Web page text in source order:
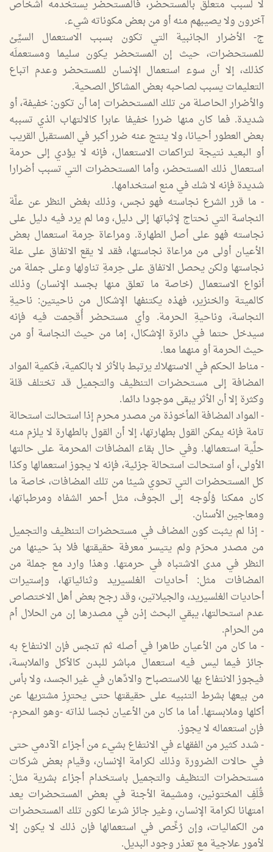
لا لسبب متعلق بالمستحضر، فالمستحضر يستخدمه أشخاص
آخرون ولا يصيبهم منه أو من بعض مكوناته شيء.
ج- الأضرار الجانبية التي تكون بسبب الاستعمال السيِّئ
للمستحضرات، حيث إن المستحضر يكون سليما ومستعملَه
كذلك، إلا أن سوء استعمال الإنسان للمستحضر وعدم اتباع
التعليمات يسبب لصاحبه بعض المشاكل الصحية.
والأضرار الحاصلة من تلك المستحضرات إما أن تكون: خفيفة، أو
شديدة. فما كان منها ضررا خفيفا عابرا كالالتهاب الذي تسببه
بعض العطور أحيانا، ولا ينتج عنه ضرر أكبر في المستقبل القريب
أو البعيد نتيجة لتراكمات الاستعمال، فإنه لا يؤدي إلى حرمة
استعمال ذلك المستحضر، وأما المستحضرات التي تسبب أضرارا
شديدة فإنه لا شك في منع استخدامها.
- ما قرر الشرع نجاسته فهو نجس، وذلك بغض النظر عن علَّة
النجاسة التي نحتاج لإثباتها إلى دليل، وما لم يرد فيه دليل على
نجاسته فهو على أصل الطهارة. ومراعاة حِرمة استعمال بعض
الأعيان أولى من مراعاة نجاستها، فقد لا يقع الاتفاق على علة
نجاستها ولكن يحصل الاتفاق على حِرمةِ تناولها وعلى جملة من
أنواع الاستعمال (خاصة ما تعلق منها بجسد الإنسان) وذلك
كالميتة والخنزير، فهذه يكتنفها الإشكال من ناحيتين: ناحيةِ
النجاسة، وناحيةِ الحرمة. وأي مستحضر أُقحِمت فيه فإنه
سيدخل حتما في دائرة الإشكال، إما من حيث النجاسة أو من
حيث الحرمة أو منهما معا.
- مناط الحكم في الاستهلاك يرتبط بالأثر لا بالكمية، فكمية المواد
المضافة إلى مستحضرات التنظيف والتجميل قد تختلف قلة
وكثرة إلا أن الأثر يبقى موجودا دائما.
- المواد المضافة المأخوذة من مصدر محرم إذا استحالت استحالة
تامة فإنه يمكن القول بطهارتها، إلا أن القول بالطهارة لا يلزم منه
حلِّية استعمالها. وفي حال بقاء المضافات المحرمة على حالتها
الأولى، أو استحالت استحالة جزئية، فإنه لا يجوز استعمالها وكذا
كل المستحضرات التي تحوي شيئا من تلك المضافات، خاصة ما
كان ممكنا وُلُوجه إلى الجوف، مثل أحمر الشفاه ومرطباتها،
ومعاجين الأسنان.
- إذا لم يثبت كون المضاف في مستحضرات التنظيف والتجميل
من مصدر محرّم ولم يتيسر معرفة حقيقتها فلا بدّ حينها من
النظر في مدى الاشتباه في حرمتها. وهذا وارد مع جملة من
المضافات مثل: أحاديات الغلسيريد وثنائياتها، وإستيرات
أحاديات الغلسيريد، والجيلاتين، وقد رجح بعض أهل الاختصاص
عدم استحالتها، يبقي البحث إذن في مصدرها إن من الحلال أم
من الحرام.
- ما كان من الأعيان طاهرا في أصله ثم تنجس فإن الانتفاع به
جائز فيما ليس فيه استعمال مباشر للبدن كالأكل والملابسة،
فيجوز الانتفاع بها للاستصباح والادِّهان في غير الجسد، ولا بأس
من بيعها بشرط التنبيه على حقيقتها حتى يحترِز مشتريها عن
أكلها وملابستها. أما ما كان من الأعيان نجسا لذاته -وهو المحرم-
فإن استعماله لا يجوز.
- شدد كثير من الفقهاء في الانتفاع بشيء من أجزاء الآدمي حتى
في حالات الضرورة وذلك لكرامة الإنسان، وقيام بعض شركات
مستحضرات التنظيف والتجميل باستخدام أجزاء بشرية مثل:
قُلَفِ المختونين، ومشيمة الأجنة في بعض المستحضرات يعد
امتهانا لكرامة الإنسان، وغير جائز شرعا لكون تلك المستحضرات
من الكماليات، وإن رُخِّص في استعمالها فإن ذلك لا يكون إلا
لأمور علاجية مع تعذر وجود البديل.